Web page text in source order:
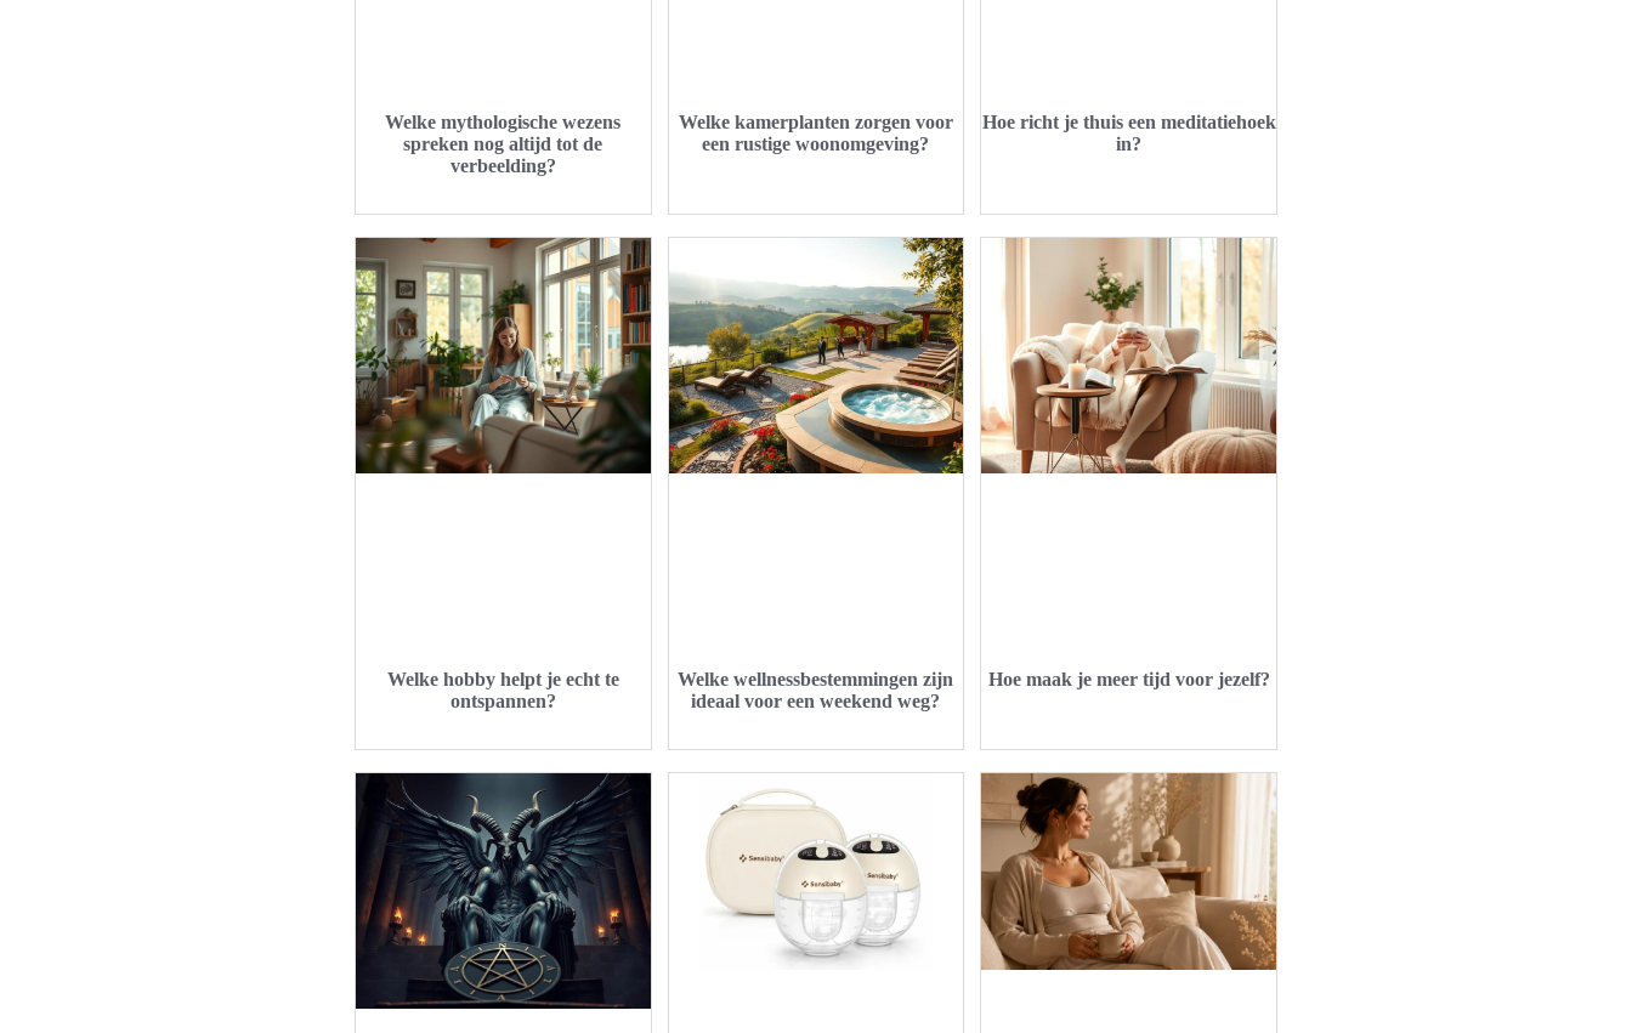
Welke mythologische wezens
spreken nog altijd tot de
verbeelding?
Welke kamerplanten zorgen voor
een rustige woonomgeving?
Hoe richt je thuis een meditatiehoek
in?
Welke hobby helpt je echt te
ontspannen?
Welke wellnessbestemmingen zijn
ideaal voor een weekend weg?
Hoe maak je meer tijd voor jezelf?